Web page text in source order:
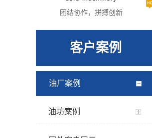
团结协作，拼搏创新
客户案例
油厂案例
油坊案例